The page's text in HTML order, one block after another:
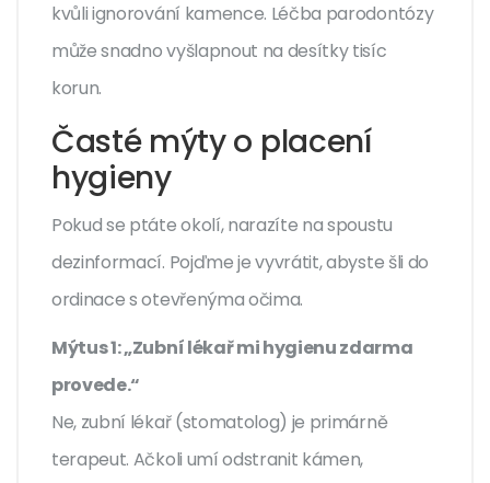
kvůli ignorování kamence. Léčba parodontózy
může snadno vyšlapnout na desítky tisíc
korun.
Časté mýty o placení
hygieny
Pokud se ptáte okolí, narazíte na spoustu
dezinformací. Pojďme je vyvrátit, abyste šli do
ordinace s otevřenýma očima.
Mýtus 1: „Zubní lékař mi hygienu zdarma
provede.“
Ne, zubní lékař (stomatolog) je primárně
terapeut. Ačkoli umí odstranit kámen,